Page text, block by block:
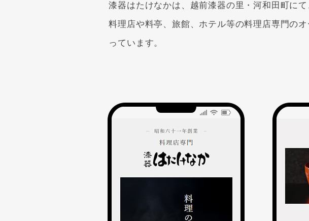
漆器はたけなかは、越前漆器の里・河和田町に
料理店や料亭、旅館、ホテル等の料理店専門の
っています。